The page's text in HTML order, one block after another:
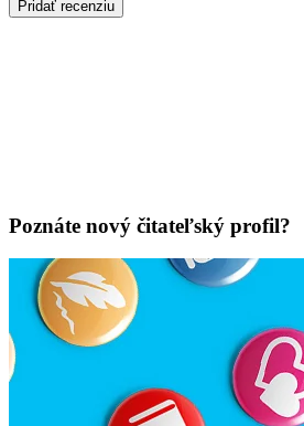
Pridať recenziu
Poznáte nový čitateľský profil?